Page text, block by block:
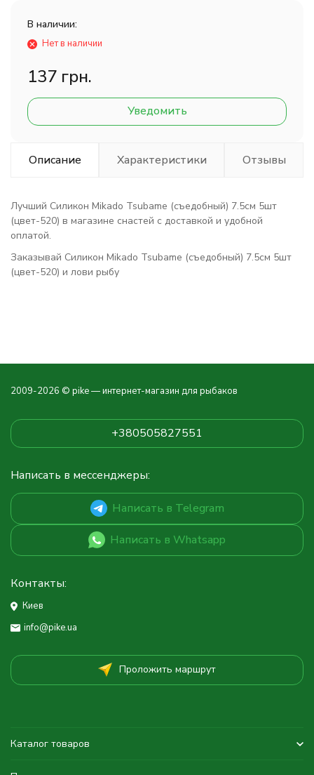
В наличии:
Нет в наличии
137 грн.
Уведомить
Описание Характеристики Отзывы
Лучший Силикон Mikado Tsubame (съедобный) 7.5см 5шт
(цвет-520) в магазине снастей с доставкой и удобной
оплатой.
Заказывай Силикон Mikado Tsubame (съедобный) 7.5см 5шт
(цвет-520) и лови рыбу
2009-2026 © pike — интернет-магазин для рыбаков
+380505827551
Написать в мессенджеры:
Написать в Telegram
Написать в Whatsapp
Контакты:
Киев
info@pike.ua
Проложить маршрут
Каталог товаров